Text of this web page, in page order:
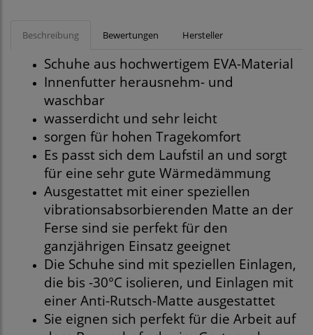
Beschreibung Bewertungen Hersteller
Schuhe aus hochwertigem EVA-Material
Innenfutter herausnehm- und
waschbar
wasserdicht und sehr leicht
sorgen für hohen Tragekomfort
Es passt sich dem Laufstil an und sorgt
für eine sehr gute Wärmedämmung
Ausgestattet mit einer speziellen
vibrationsabsorbierenden Matte an der
Ferse sind sie perfekt für den
ganzjährigen Einsatz geeignet
Die Schuhe sind mit speziellen Einlagen,
die bis -30°C isolieren, und Einlagen mit
einer Anti-Rutsch-Matte ausgestattet
Sie eignen sich perfekt für die Arbeit auf